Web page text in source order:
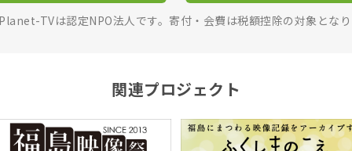
TVは認定NPO法人です。寄付・会費は税額控除の対象とな
関連プロジェクト